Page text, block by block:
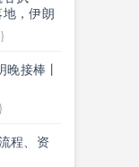
，伊朗
恢复取
接棒丨
程、资